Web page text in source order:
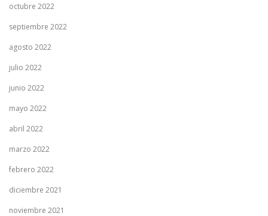
octubre 2022
septiembre 2022
agosto 2022
julio 2022
junio 2022
mayo 2022
abril 2022
marzo 2022
febrero 2022
diciembre 2021
noviembre 2021